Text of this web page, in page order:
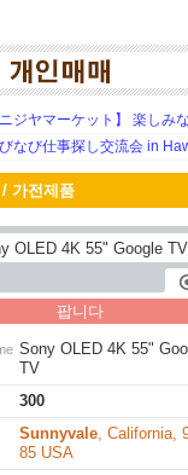
ニジヤマーケット】 楽しみ
なび仕事探し交流会 in
가전제품
팝니다
Sony OLED 4K 55"
TV
300
Sunnyvale, California,
85 USA